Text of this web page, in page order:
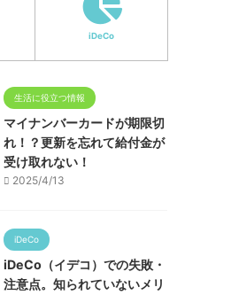
iDeCo
生活に役立つ情報
マイナンバーカードが期限切
れ！？更新を忘れて給付金が
受け取れない！
2025/4/13
iDeCo
iDeCo（イデコ）での失敗・
注意点。知られていないメリ